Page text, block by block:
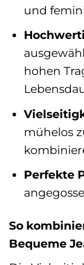
und
hohen
mühelos
Perfekte
So
Bequeme